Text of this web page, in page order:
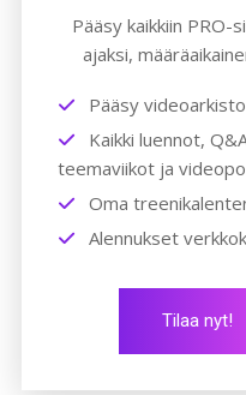
Pääsy kaikkiin PRO-
ajaksi,
Pääsy
Kaikki luennot,
teemaviikot ja
Oma
Alennukset
Tilaa nyt!